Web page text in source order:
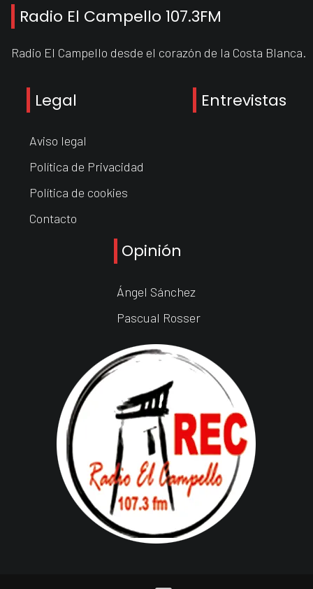
Radio El Campello 107.3FM
Radio El Campello desde el corazón de la Costa Blanca.
Legal
Aviso legal
Política de Privacidad
Política de cookies
Contacto
Entrevistas
Opinión
Ángel Sánchez
Pascual Rosser